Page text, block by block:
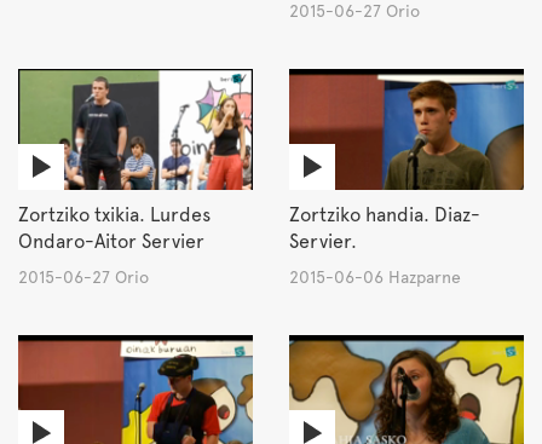
2015-06-27 Orio
Zortziko txikia. Lurdes
Ondaro-Aitor Servier
2015-06-27 Orio
Zortziko handia. Diaz-
Servier.
2015-06-06 Hazparne